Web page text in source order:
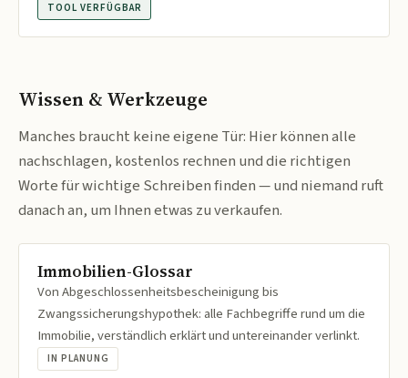
TOOL VERFÜGBAR
Wissen & Werkzeuge
Manches braucht keine eigene Tür: Hier können alle
nachschlagen, kostenlos rechnen und die richtigen
Worte für wichtige Schreiben finden — und niemand ruft
danach an, um Ihnen etwas zu verkaufen.
Immobilien-Glossar
Von Abgeschlossenheitsbescheinigung bis
Zwangssicherungshypothek: alle Fachbegriffe rund um die
Immobilie, verständlich erklärt und untereinander verlinkt.
IN PLANUNG